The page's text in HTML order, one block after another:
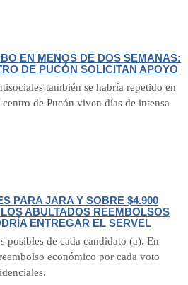
EN MENOS DE DOS SEMANAS:
DE PUCÓN SOLICITAN APOYO
también se habría repetido en
de Pucón viven días de intensa
PARA JARA Y SOBRE $4.900
ABULTADOS REEMBOLSOS
ENTREGAR EL SERVEL
posibles de cada candidato (a). En
económico por cada voto